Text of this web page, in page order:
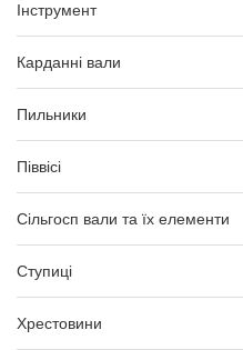
Інструмент
Карданні вали
Пильники
Піввісі
Сільгосп вали та їх елементи
Ступиці
Хрестовини